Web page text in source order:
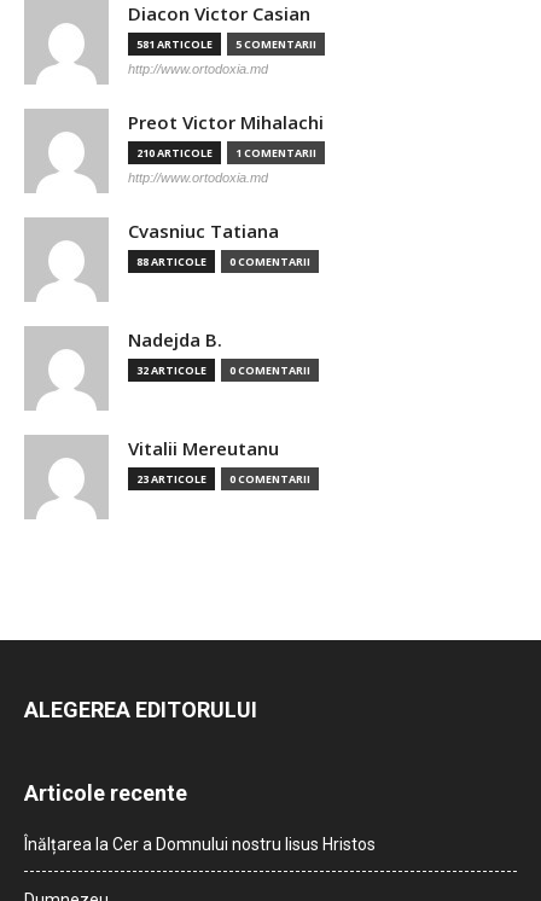
Diacon Victor Casian
581 ARTICOLE 5 COMENTARII
http://www.ortodoxia.md
Preot Victor Mihalachi
210 ARTICOLE 1 COMENTARII
http://www.ortodoxia.md
Cvasniuc Tatiana
88 ARTICOLE 0 COMENTARII
Nadejda B.
32 ARTICOLE 0 COMENTARII
Vitalii Mereutanu
23 ARTICOLE 0 COMENTARII
ALEGEREA EDITORULUI
Articole recente
Înălțarea la Cer a Domnului nostru Iisus Hristos